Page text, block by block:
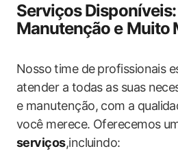
Serviços
‌Manutenção e ​Muito
Nosso ⁢time de ⁤profissionais
atender‍ a ‍todas as suas⁢
‍e manutenção, com a⁢
você merece. Oferecemos
serviços,incluindo: